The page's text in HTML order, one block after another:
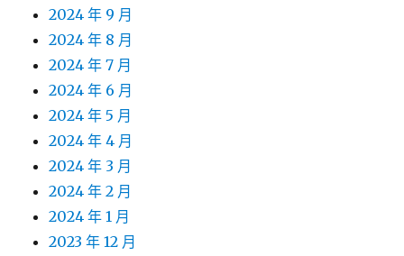
2024 年 9 月
2024 年 8 月
2024 年 7 月
2024 年 6 月
2024 年 5 月
2024 年 4 月
2024 年 3 月
2024 年 2 月
2024 年 1 月
2023 年 12 月